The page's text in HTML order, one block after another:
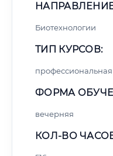
Биотехнологии
ТИП КУРСОВ:
ФОРМА
вечерняя
КОЛ-ВО